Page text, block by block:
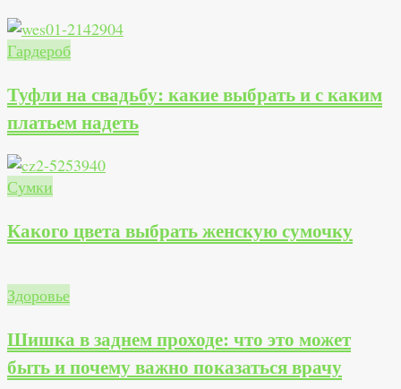
Гардероб
Туфли на свадьбу: какие выбрать и с каким
платьем надеть
Сумки
Какого цвета выбрать женскую сумочку
Здоровье
Шишка в заднем проходе: что это может
быть и почему важно показаться врачу